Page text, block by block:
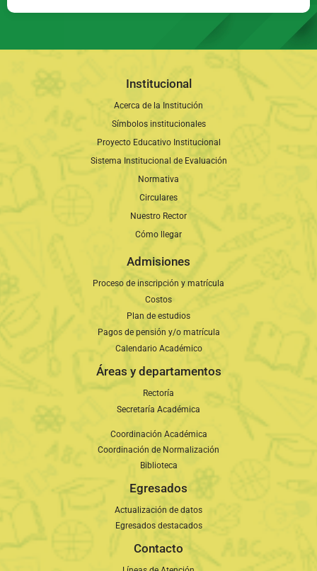
Institucional
Acerca de la Institución
Símbolos institucionales
Proyecto Educativo Institucional
Sistema Institucional de Evaluación
Normativa
Circulares
Nuestro Rector
Cómo llegar
Admisiones
Proceso de inscripción y matrícula
Costos
Plan de estudios
Pagos de pensión y/o matrícula
Calendario Académico
Áreas y departamentos
Rectoría
Secretaría Académica
Coordinación Académica
Coordinación de Normalización
Biblioteca
Egresados
Actualización de datos
Egresados destacados
Contacto